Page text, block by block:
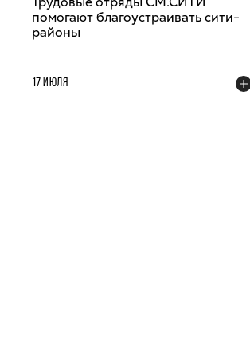
помогают благоустраивать сити-
районы
17 ИЮЛЯ